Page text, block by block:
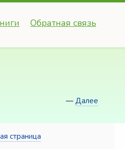
Обратная связь
— Далее
страница